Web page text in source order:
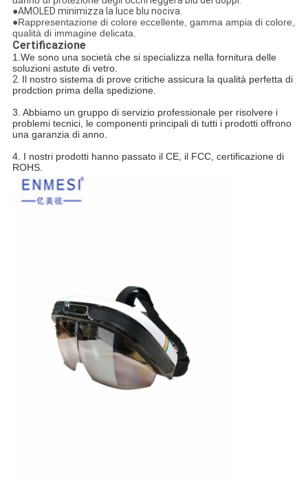
●AMOLED minimizza la luce blu nociva.
●Rappresentazione di colore eccellente, gamma ampia di colore,
qualità di immagine delicata.
Certificazione
1.We sono una società che si specializza nella fornitura delle
soluzioni astute di vetro.
2. Il nostro sistema di prove critiche assicura la qualità perfetta di
prodction prima della spedizione.
3. Abbiamo un gruppo di servizio professionale per risolvere i
problemi tecnici, le componenti principali di tutti i prodotti offrono
una garanzia di anno.
4. I nostri prodotti hanno passato il CE, il FCC, certificazione di
ROHS.